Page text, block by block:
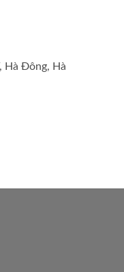
Hà Đông, Hà